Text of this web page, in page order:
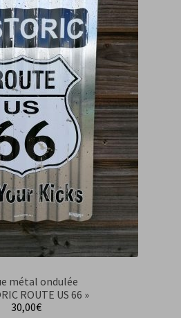
métal ondulée
ROUTE US 66 »
30,00€